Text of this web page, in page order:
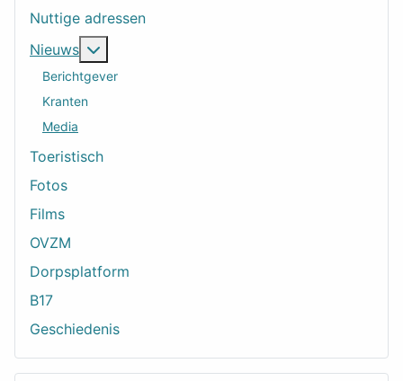
Nuttige adressen
Nieuws
Berichtgever
Kranten
Media
Toeristisch
Fotos
Films
OVZM
Dorpsplatform
B17
Geschiedenis